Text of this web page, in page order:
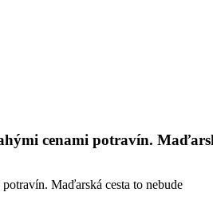
cenami potravín.
Maďarská cesta to nebude